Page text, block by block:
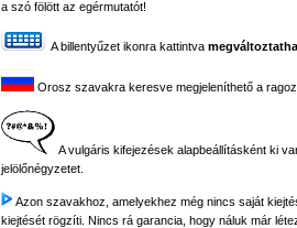
a szó fölött az egérmutatót!
A billentyűzet ikonra kattintva
Orosz szavakra keresve megjeleníthető a
A vulgáris kifejezések alapbeállításként ki
jelölőnégyzetet.
Azon szavakhoz, amelyekhez még nincs saját
kiejtését rögzíti. Nincs rá garancia, hogy náluk már